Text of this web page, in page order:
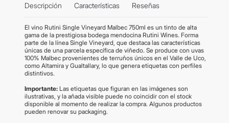
Descripción Características Reseñas
El vino Rutini Single Vineyard Malbec 750ml es un tinto de alta
gama de la prestigiosa bodega mendocina Rutini Wines. Forma
parte de la línea Single Vineyard, que destaca las características
únicas de una parcela específica de viñedo. Se produce con uvas
100% Malbec provenientes de terruños únicos en el Valle de Uco,
como Altamira y Gualtallary, lo que genera etiquetas con perfiles
distintivos.
Importante:Las etiquetas que figuran en las imágenes son
ilustrativas, y la añada visible puede no coincidir con el stock
disponible al momento de realizar la compra. Algunos productos
pueden renovar su packaging.